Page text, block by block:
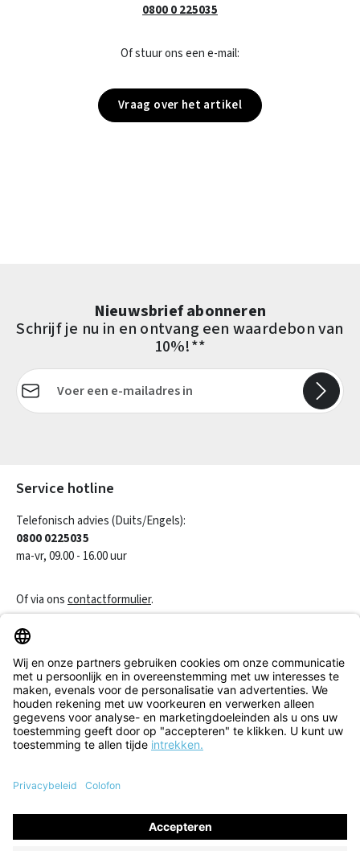
0800 0 225035
Of stuur ons een e-mail:
Vraag over het artikel
Nieuwsbrief abonneren
Schrijf je nu in en ontvang een waardebon van
10%!**
E-mailadres*
Service hotline
Telefonisch advies (Duits/Engels):
0800 0225035
ma-vr, 09.00 - 16.00 uur
Of via onscontactformulier.
Klantenservice
Informatie